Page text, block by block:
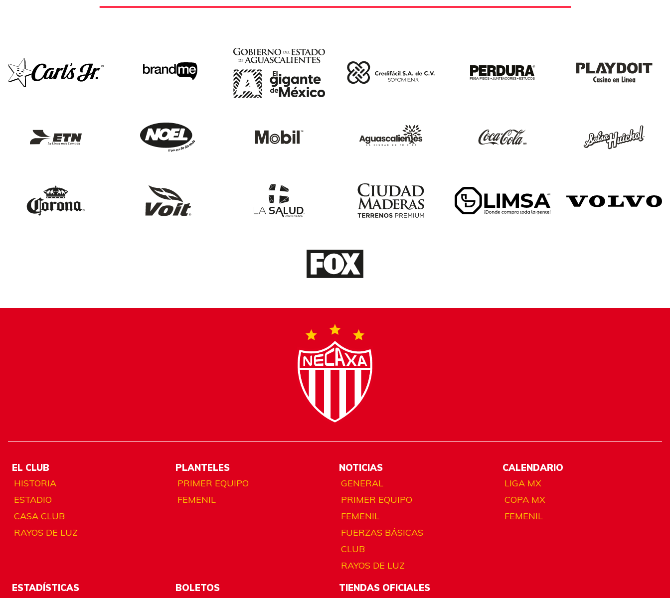
EL CLUB
HISTORIA
ESTADIO
CASA CLUB
RAYOS DE LUZ
PLANTELES
PRIMER EQUIPO
FEMENIL
NOTICIAS
GENERAL
PRIMER EQUIPO
FEMENIL
FUERZAS BÁSICAS
CLUB
RAYOS DE LUZ
CALENDARIO
LIGA MX
COPA MX
FEMENIL
ESTADÍSTICAS
BOLETOS
TIENDAS OFICIALES